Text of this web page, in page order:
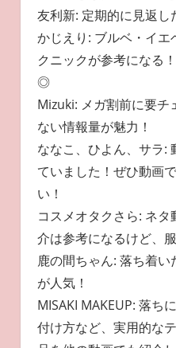
友利新: 定期的に見返し
かじえり: ブルベ・イ
クニックが参考になる
◎
Mizuki: メガ割前に要チ
ない情報量が魅力！
ななこ、ひよん、サラ:
ていました！ぜひ動画
い！
コスメオタクさら: ネ
介は参考になるけど、
鹿の間ちゃん: 落ち着
が人気！
MISAKI MAKEUP: 落ち
付け方など、実用的な